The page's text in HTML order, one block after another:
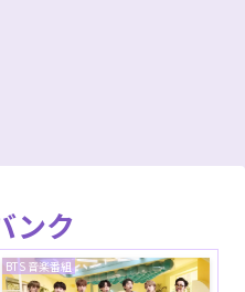
ンク
BTS 音楽番組